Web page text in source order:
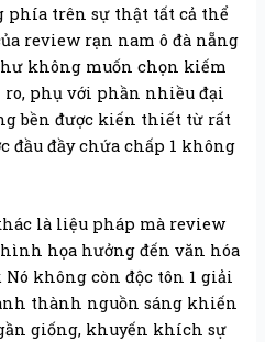
phía trên sự thật tất cả thể
review rạn nam ô đà nẵng
không muốn chọn kiếm
phụ với phần nhiều đại
bền được kiến thiết từ rất
đầu đầy chứa chấp 1 không
là liệu pháp mà review
họa hưởng đến văn hóa
không còn độc tôn 1 giải
thành nguồn sáng khiến
giống, khuyến khích sự